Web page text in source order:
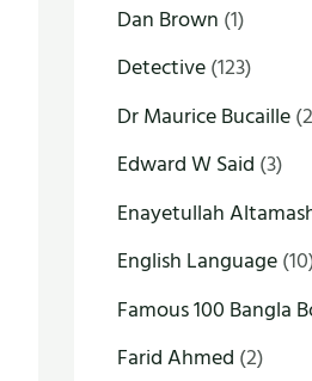
Dan Brown (1)
Detective(123)
Dr Maurice Bucaille
Edward W Said (3)
Enayetullah
English Language
Famous 100 Bangla
Farid Ahmed (2)